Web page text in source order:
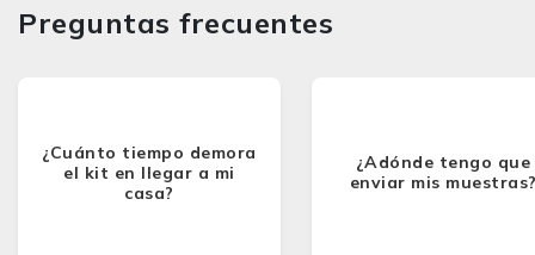
Preguntas frecuentes
¿Cuánto tiempo demora
el kit en llegar a mi
casa?
¿Adónde tengo que
enviar mis